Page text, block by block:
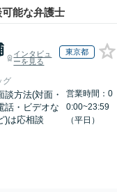
能な弁護士
インタビュ
ーを見る
東京都
グ
談方法(対面・
話・ビデオな
)は応相談
営業時間：0
0:00~23:59
（平日）